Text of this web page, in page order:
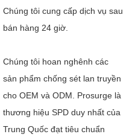
Chúng tôi cung cấp dịch vụ sau
bán hàng 24 giờ.
Chúng tôi hoan nghênh các
sản phẩm chống sét lan truyền
cho OEM và ODM. Prosurge là
thương hiệu SPD duy nhất của
Trung Quốc đạt tiêu chuẩn